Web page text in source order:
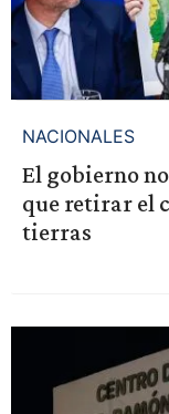
NACIONALES
El gobierno
que retirar el
tierras